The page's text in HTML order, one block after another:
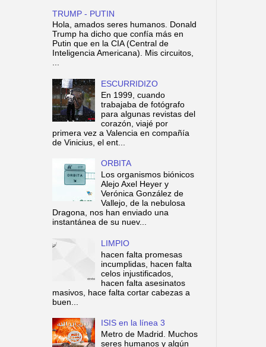
TRUMP - PUTIN
Hola, amados seres humanos. Donald
Trump ha dicho que confía más en
Putin que en la CIA (Central de
Inteligencia Americana). Mis circuitos,
...
ESCURRIDIZO
En 1999, cuando
trabajaba de fotógrafo
para algunas revistas del
corazón, viajé por
primera vez a Valencia en compañía
de Vinicius, el ent...
ORBITA
Los organismos biónicos
Alejo Axel Heyer y
Verónica González de
Vallejo, de la nebulosa
Dragona, nos han enviado una
instantánea de su nuev...
LIMPIO
hacen falta promesas
incumplidas, hacen falta
celos injustificados,
hacen falta asesinatos
masivos, hace falta cortar cabezas a
buen...
ISIS en la línea 3
Metro de Madrid. Muchos
seres humanos y algún